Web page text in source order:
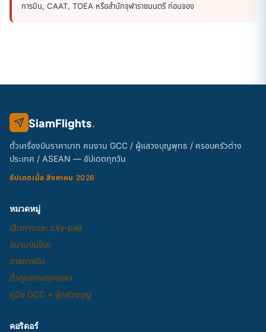
การบิน, CAAT, TOEA หรือสำนักจุฬาราชมนตรี ก่อนจอง
SiamFlights.
ตั๋วเครื่องบินราคาบาท คนงาน GCC / ผู้แสวงบุญพุทธ / ครอบครัวต่าง
ประเทศ / ASEAN — อัปเดตทุกวัน
อัปเดตเมื่อ สิงหาคม 2026
หมวดหมู่
เส้นทางและ city-pair
สนามบินไทย
สายการบิน
ตั๋วถูกจากกรุงเทพฯ
คู่มือ GCC + ผู้แสวงบุญ
คอริดอร์